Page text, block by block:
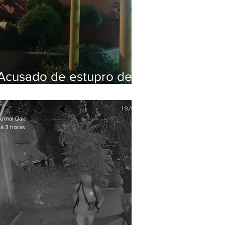
de estupro de
Daki
3 horas